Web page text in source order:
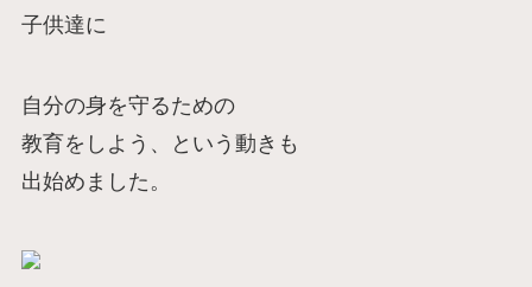
子供達に
自分の身を守るための
教育をしよう、という動きも
出始めました。